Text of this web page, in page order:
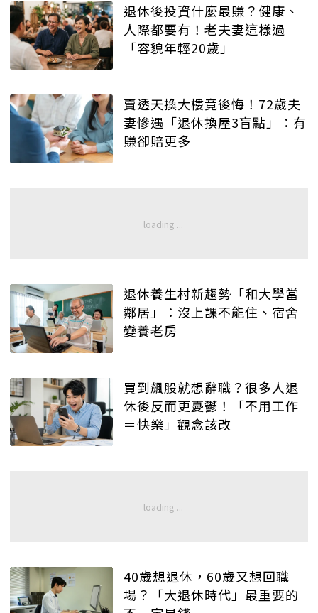
退休後投資什麼最賺？健康、
人際都要有！老夫妻這樣過
「容貌年輕20歲」
賣透天換大樓竟後悔！72歲夫
妻慘遇「退休換屋3盲點」：有
賺卻賠更多
退休養生村新趨勢「和大學當
鄰居」：沒上課不能住、宿舍
變養老房
買到飆股就想辭職？很多人退
休後反而更憂鬱！「不用工作
＝快樂」觀念該改
40歲想退休，60歲又想回職
場？「大退休時代」最重要的